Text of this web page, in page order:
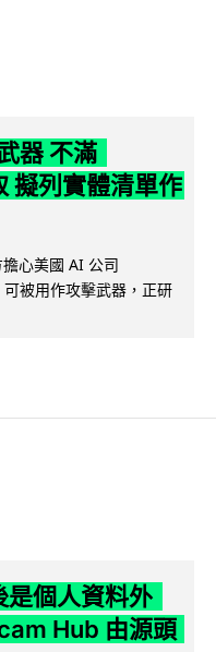
器 不滿
擬列實體清單作
心美國 AI 公司
被用作攻擊武器，正研
是個人資料外
Hub 由源頭